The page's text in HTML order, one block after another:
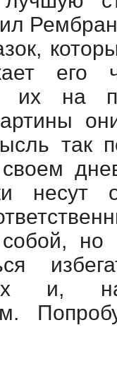
их на
так
несут
собой,
и,